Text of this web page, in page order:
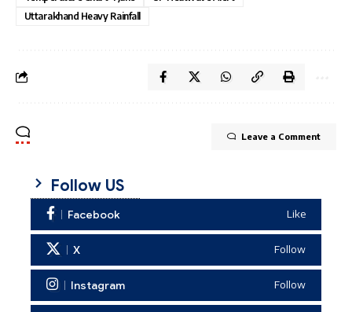
Uttarakhand Heavy Rainfall
Leave a Comment
Follow US
Facebook Like
X Follow
Instagram Follow